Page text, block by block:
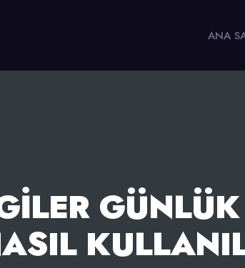
ANA